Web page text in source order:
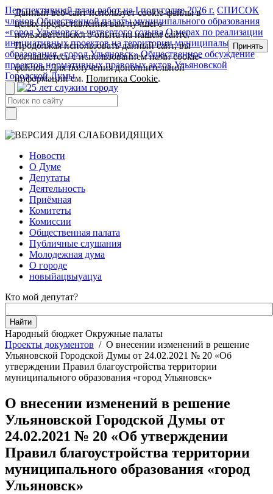
Перспективный план работ на I полугодие 2026 г. СПИСОК
членов Общественной палаты муниципального образования
«город Ульяновск» четвертого созыва О мерах по реализации
инициативных проектов на территории муниципального
образования «город Ульяновск» Общественное обсуждение
проектов нормативных правовых актов Ульяновской
Городской Думы
Новости
О Думе
Депутаты
Деятельность
Приёмная
Комитеты
Комиссии
Общественная палата
Публичные слушания
Молодежная дума
О городе
новыйацвыуацуа
Кто мой депутат?
Народный бюджет Окружные палаты
Проекты документов / О внесении изменений в решение
Ульяновской Городской Думы от 24.02.2021 № 20 «Об
утверждении Правил благоустройства территории
муниципального образования «город Ульяновск»
О внесении изменений в решение
Ульяновской Городской Думы от
24.02.2021 № 20 «Об утверждении
Правил благоустройства территории
муниципального образования «город
Ульяновск»
Данный веб-сайт использует cookie-файлы в
целях предоставления вам лучшего
пользовательского опыта на нашем сайте.
Продолжая использовать данный сайт, вы
соглашаетесь с использованием нами cookie-
файлов. Для получения дополнительной
информации см.Политика Cookie.
Принять